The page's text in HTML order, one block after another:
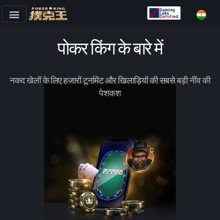
पोकर किंग के बारे में
नकद खेलों के लिए हजारों टूर्नामेंट और खिलाड़ियों की सबसे बड़ी नींव की
पेशकश